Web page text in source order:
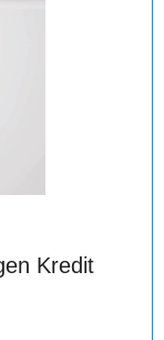
Kredit